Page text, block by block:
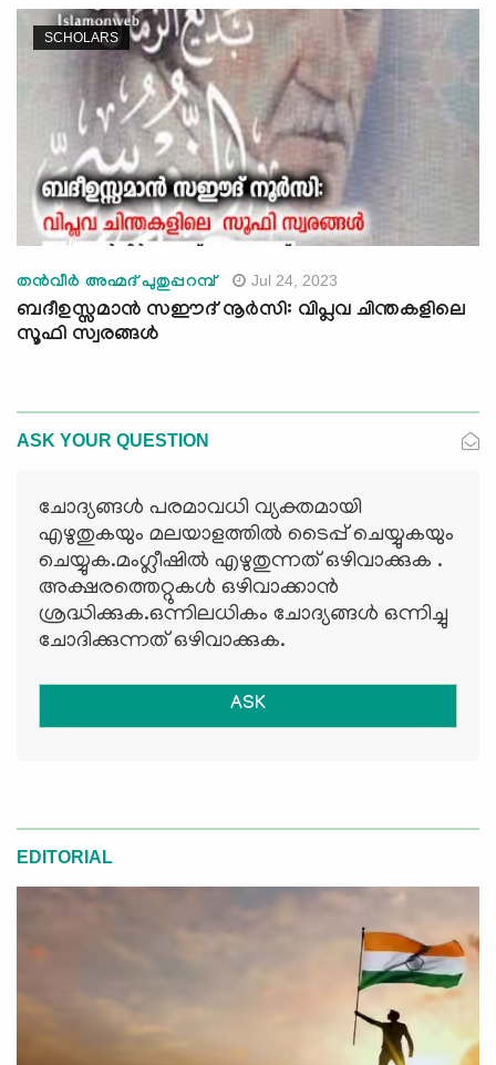
SCHOLARS
തന്‍വീര്‍ അഹ്മദ് പുതുപ്പറമ്പ് Jul 24, 2023
ബദീഉസ്സമാൻ സഈദ് നൂർസി: വിപ്ലവ ചിന്തകളിലെ
സൂഫി സ്വരങ്ങള്‍
ASK YOUR QUESTION
ചോദ്യങ്ങള്‍ പരമാവധി വ്യക്തമായി
എഴുതുകയും മലയാളത്തില്‍ ടൈപ്പ് ചെയ്യുകയും
ചെയ്യുക.മംഗ്ലീഷില്‍ എഴുതുന്നത് ഒഴിവാക്കുക .
അക്ഷരത്തെറ്റുകള്‍ ഒഴിവാക്കാന്‍
ശ്രദ്ധിക്കുക.ഒന്നിലധികം ചോദ്യങ്ങള്‍ ഒന്നിച്ചു
ചോദിക്കുന്നത് ഒഴിവാക്കുക.
ASK
EDITORIAL